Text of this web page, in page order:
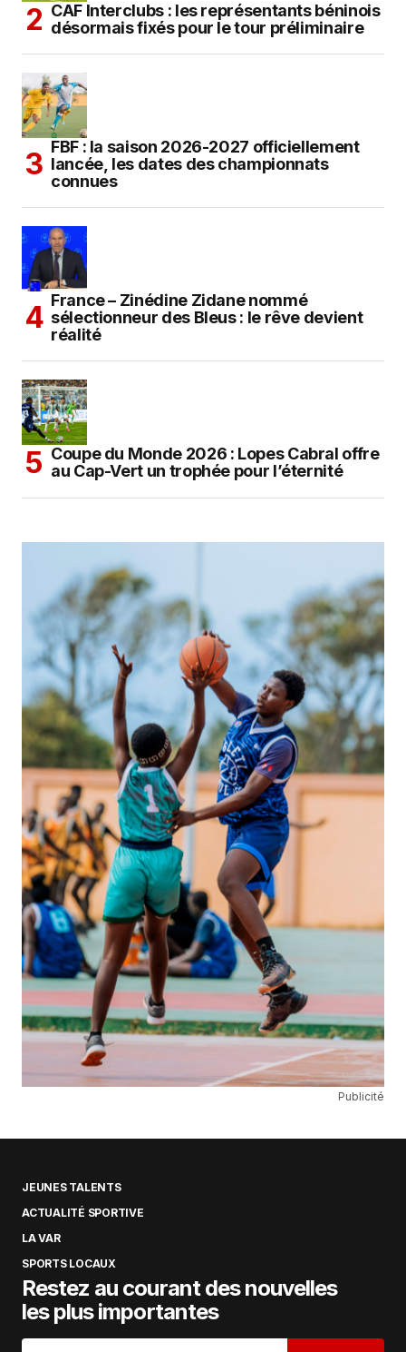
CAF Interclubs : les représentants béninois
désormais fixés pour le tour préliminaire
FBF : la saison 2026-2027 officiellement
lancée, les dates des championnats
connues
France – Zinédine Zidane nommé
sélectionneur des Bleus : le rêve devient
réalité
Coupe du Monde 2026 : Lopes Cabral offre
au Cap-Vert un trophée pour l’éternité
Publicité
JEUNES TALENTS
ACTUALITÉ SPORTIVE
LA VAR
SPORTS LOCAUX
Restez au courant des nouvelles
les plus importantes